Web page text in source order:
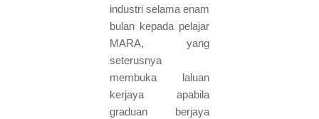
industri selama enam
bulan kepada pelajar
MARA, yang
seterusnya
membuka laluan
kerjaya apabila
graduan berjaya